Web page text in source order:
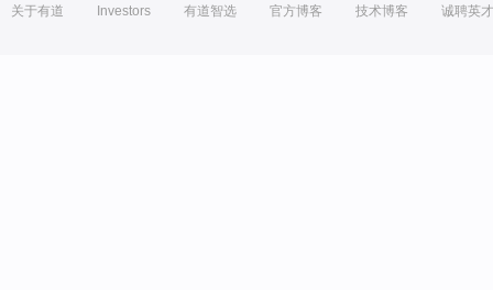
关于有道 Investors 有道智选 官方博客 技术博客 诚聘英才